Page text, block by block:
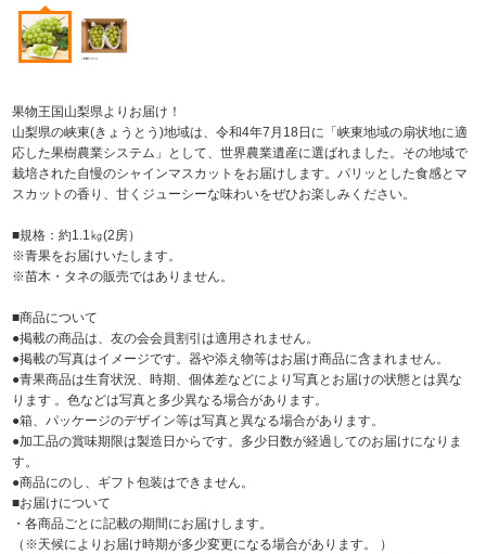
果物王国山梨県よりお届け！
山梨県の峡東(きょうとう)地域は、令和4年7月18日に「峡東地域の扇状地に適
応した果樹農業システム」として、世界農業遺産に選ばれました。その地域で
栽培された自慢のシャインマスカットをお届けします。パリッとした食感とマ
スカットの香り、甘くジューシーな味わいをぜひお楽しみください。
■規格：約1.1㎏(2房）
※青果をお届けいたします。
※苗木・タネの販売ではありません。
■商品について
●掲載の商品は、友の会会員割引は適用されません。
●掲載の写真はイメージです。器や添え物等はお届け商品に含まれません。
●青果商品は生育状況、時期、個体差などにより写真とお届けの状態とは異な
ります 。色などは写真と多少異なる場合があります。
●箱、パッケージのデザイン等は写真と異なる場合があります。
●加工品の賞味期限は製造日からです。多少日数が経過してのお届けになりま
す。
●商品にのし、ギフト包装はできません。
■お届けについて
・各商品ごとに記載の期間にお届けします。
（※天候によりお届け時期が多少変更になる場合があります。 ）